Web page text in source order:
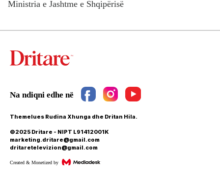
Ministria e Jashtme e Shqipërisë
Themelues Rudina Xhunga dhe Dritan Hila.
©2025 Dritare - NIPT L91412001K
marketing.dritare@gmail.com
dritaretelevizion@gmail.com
Created & Monetized by